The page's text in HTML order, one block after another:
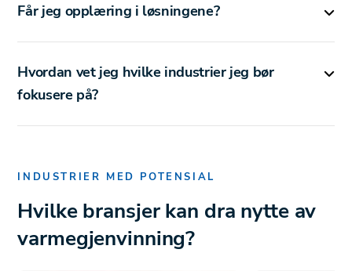
Får jeg opplæring i løsningene?
Hvordan vet jeg hvilke industrier jeg bør
fokusere på?
INDUSTRIER MED POTENSIAL
Hvilke bransjer kan dra nytte av
varmegjenvinning?